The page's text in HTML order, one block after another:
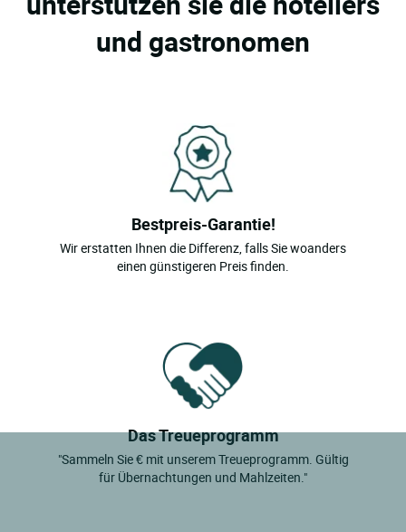
und gastronomen
Bestpreis-Garantie!
Wir erstatten Ihnen die Differenz, falls Sie woanders
einen günstigeren Preis finden.
Das Treueprogramm
"Sammeln Sie € mit unserem Treueprogramm. Gültig
für Übernachtungen und Mahlzeiten."